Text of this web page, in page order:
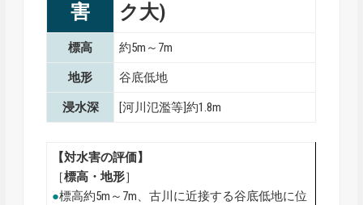
害
ク大)
標高 約5m～7m
地形 谷底低地
浸水深 [河川氾濫等]約1.8m
【対水害の評価】
［標高・地形］
●標高約5m～7m、古川に近接する谷底低地に位